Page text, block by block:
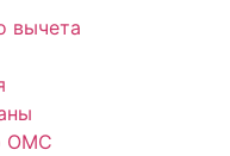
вычета
ОМС